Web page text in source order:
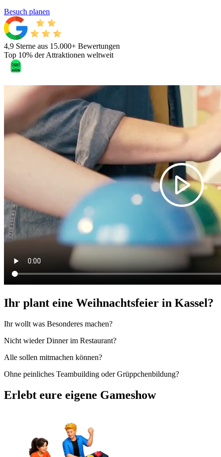
Besuch planen
4,9 Sterne aus 15.000+ Bewertungen
Top 10% der Attraktionen weltweit
Ihr plant eine Weihnachtsfeier in Kassel?
Ihr wollt was Besonderes machen?
Nicht wieder Dinner im Restaurant?
Alle sollen mitmachen können?
Ohne peinliches Teambuilding oder Grüppchenbildung?
Erlebt eure eigene Gameshow